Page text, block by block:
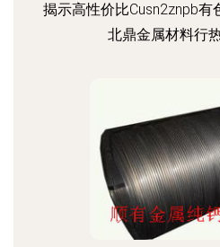
揭示高性价比Cusn2znpb
北鼎金属材料行